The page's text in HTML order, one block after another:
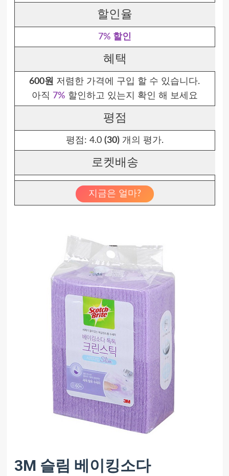
할인율
7% 할인
혜택
600원 저렴한 가격에 구입 할 수 있습니다.
아직 7% 할인하고 있는지 확인 해 보세요
평점
평점: 4.0 (30)개의 평가.
로켓배송
지금은 얼마?
3M 슬림 베이킹소다